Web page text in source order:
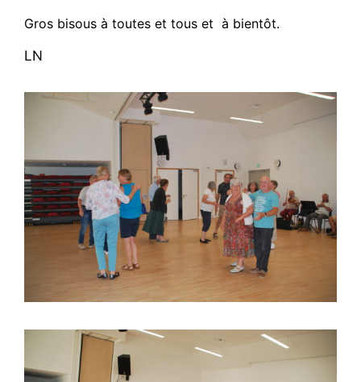
Gros bisous à toutes et tous et à bientôt.
LN